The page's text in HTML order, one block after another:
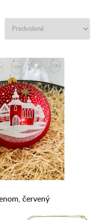
červený